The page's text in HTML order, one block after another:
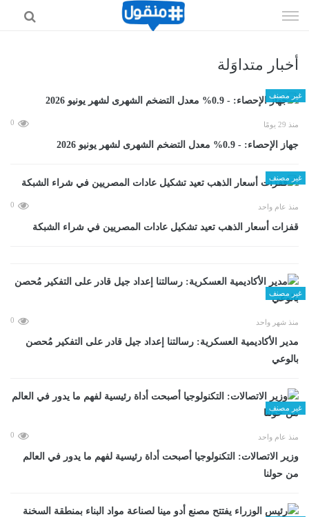
الى
أخبار متداوَلة
غير مصنف
منذ 29 يومًا 0
جهاز الإحصاء: - 0.9% معدل التضخم الشهرى لشهر يونيو 2026
غير مصنف
منذ عام واحد 0
قفزات أسعار الذهب تعيد تشكيل عادات المصريين في شراء الشبكة
غير مصنف
منذ شهر واحد 0
مدير الأكاديمية العسكرية: رسالتنا إعداد جيل قادر على التفكير مُحصن
بالوعي
غير مصنف
منذ عام واحد 0
وزير الاتصالات: التكنولوجيا أصبحت أداة رئيسية لفهم ما يدور في العالم
من حولنا